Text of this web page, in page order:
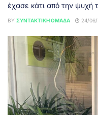
έχασε κάτι από την ψυχή
BY ΣΥΝΤΑΚΤΙΚΉ ΟΜΆΔΑ 24/